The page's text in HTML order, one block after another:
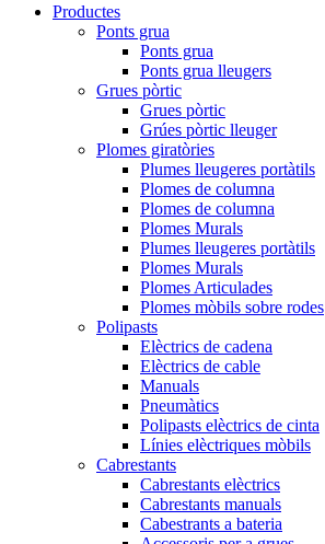
Productes
Ponts grua
Ponts grua
Ponts grua lleugers
Grues pòrtic
Grues pòrtic
Grúes pòrtic lleuger
Plomes giratòries
Plumes lleugeres portàtils
Plomes de columna
Plomes de columna
Plomes Murals
Plumes lleugeres portàtils
Plomes Murals
Plomes Articulades
Plomes mòbils sobre rodes
Polipasts
Elèctrics de cadena
Elèctrics de cable
Manuals
Pneumàtics
Polipasts elèctrics de cinta
Línies elèctriques mòbils
Cabrestants
Cabrestants elèctrics
Cabrestants manuals
Cabestrants a bateria